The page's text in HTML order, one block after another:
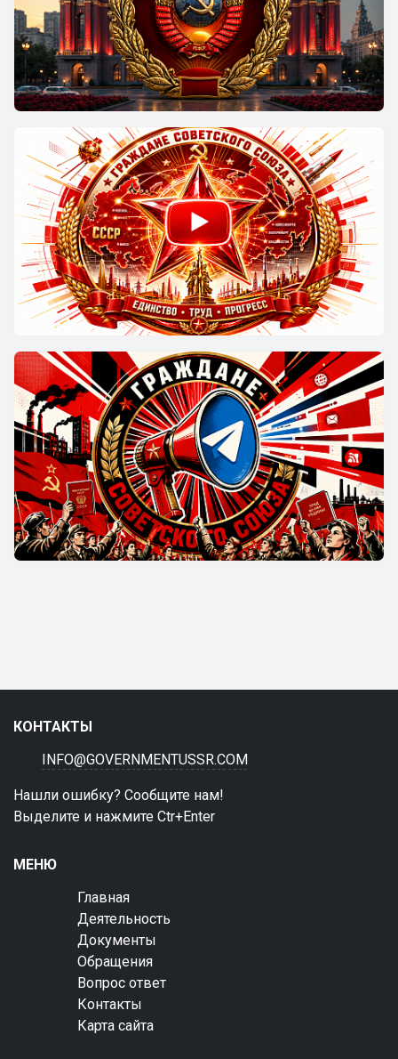
КОНТАКТЫ
INFO@GOVERNMENTUSSR.COM
Нашли ошибку? Сообщите нам!
Выделите и нажмите Ctr+Enter
МЕНЮ
Главная
Деятельность
Документы
Обращения
Вопрос ответ
Контакты
Карта сайта